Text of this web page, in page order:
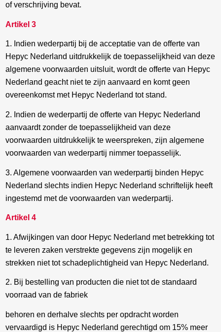
of verschrijving bevat.
Artikel 3
1. Indien wederpartij bij de acceptatie van de offerte van
Hepyc Nederland uitdrukkelijk de toepasselijkheid van deze
algemene voorwaarden uitsluit, wordt de offerte van Hepyc
Nederland geacht niet te zijn aanvaard en komt geen
overeenkomst met Hepyc Nederland tot stand.
2. Indien de wederpartij de offerte van Hepyc Nederland
aanvaardt zonder de toepasselijkheid van deze
voorwaarden uitdrukkelijk te weerspreken, zijn algemene
voorwaarden van wederpartij nimmer toepasselijk.
3. Algemene voorwaarden van wederpartij binden Hepyc
Nederland slechts indien Hepyc Nederland schriftelijk heeft
ingestemd met de voorwaarden van wederpartij.
Artikel 4
1. Afwijkingen van door Hepyc Nederland met betrekking tot
te leveren zaken verstrekte gegevens zijn mogelijk en
strekken niet tot schadeplichtigheid van Hepyc Nederland.
2. Bij bestelling van producten die niet tot de standaard
voorraad van de fabriek
behoren en derhalve slechts per opdracht worden
vervaardigd is Hepyc Nederland gerechtigd om 15% meer